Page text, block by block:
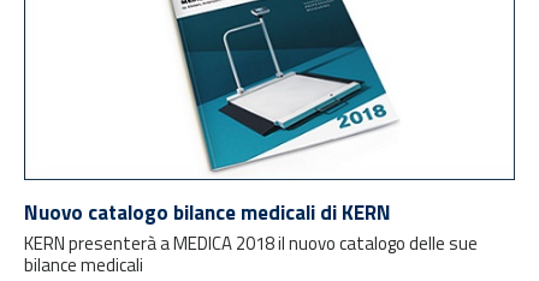
Nuovo catalogo bilance medicali di KERN
KERN presenterà a MEDICA 2018 il nuovo catalogo delle sue
bilance medicali